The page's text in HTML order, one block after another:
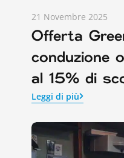
21 Novembre 2025
Offerta
conduzione
al 15% di
Leggi di più